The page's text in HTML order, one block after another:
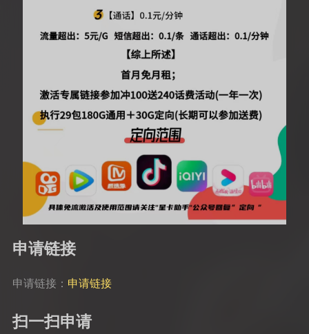
申请链接
申请链接： 申请链接
扫一扫申请